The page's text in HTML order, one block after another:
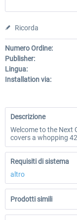
Ricorda
Numero Ordine:
Publisher:
Lingua:
Installation via:
Descrizione
Welcome to the Next
covers a whopping
Requisiti di sistema
altro
Prodotti simili